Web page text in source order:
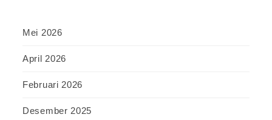
Mei 2026
April 2026
Februari 2026
Desember 2025